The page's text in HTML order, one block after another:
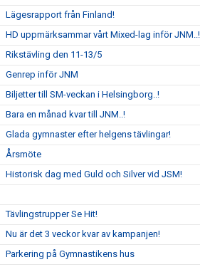
Lägesrapport från Finland!
HD uppmärksammar vårt Mixed-lag inför JNM..!
Rikstävling den 11-13/5
Genrep inför JNM
Biljetter till SM-veckan i Helsingborg..!
Bara en månad kvar till JNM..!
Glada gymnaster efter helgens tävlingar!
Årsmöte
Historisk dag med Guld och Silver vid JSM!
Tävlingstrupper Se Hit!
Nu är det 3 veckor kvar av kampanjen!
Parkering på Gymnastikens hus